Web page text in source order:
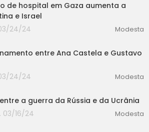
de hospital em Gaza aumenta a
e Israel
24/24
Modesta
entre Ana Castela e Gustavo
24/24
Modesta
a guerra da Rússia e da Ucrânia
03/16/24
Modesta